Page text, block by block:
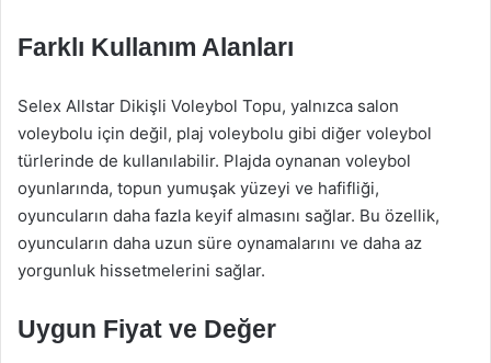
Farklı Kullanım Alanları
Selex Allstar Dikişli Voleybol Topu, yalnızca salon
voleybolu için değil, plaj voleybolu gibi diğer voleybol
türlerinde de kullanılabilir. Plajda oynanan voleybol
oyunlarında, topun yumuşak yüzeyi ve hafifliği,
oyuncuların daha fazla keyif almasını sağlar. Bu özellik,
oyuncuların daha uzun süre oynamalarını ve daha az
yorgunluk hissetmelerini sağlar.
Uygun Fiyat ve Değer